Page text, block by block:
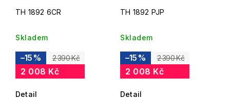
TH 1892 6CR
Skladem
2 390 Kč
–15 %
2 008 Kč
Detail
TH 1892 PJP
Skladem
2 390 Kč
–15 %
2 008 Kč
Detail